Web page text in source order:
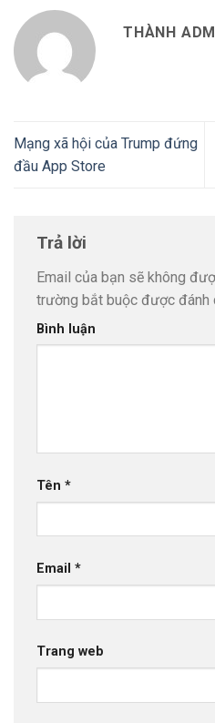
THÀNH
Mạng xã hội của Trump đứng
đầu App Store
Trả lời
Email của bạn sẽ không
trường bắt buộc được đánh
Bình luận
Tên *
Email *
Trang web